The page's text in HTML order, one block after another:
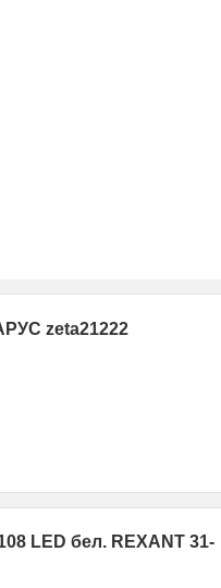
zeta21222
LED бел. REXANT 31-